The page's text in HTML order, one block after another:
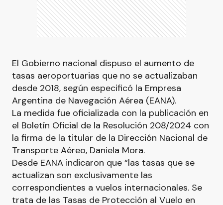
El Gobierno nacional dispuso el aumento de
tasas aeroportuarias que no se actualizaban
desde 2018, según especificó la Empresa
Argentina de Navegación Aérea (EANA).
La medida fue oficializada con la publicación en
el Boletín Oficial de la Resolución 208/2024 con
la firma de la titular de la Dirección Nacional de
Transporte Aéreo, Daniela Mora.
Desde EANA indicaron que “las tasas que se
actualizan son exclusivamente las
correspondientes a vuelos internacionales. Se
trata de las Tasas de Protección al Vuelo en